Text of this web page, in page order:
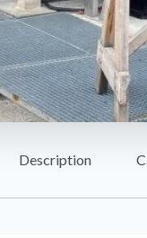
Description